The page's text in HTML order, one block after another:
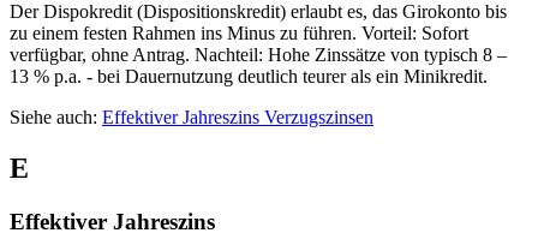
Der Dispokredit (Dispositionskredit) erlaubt es, das Girokonto bis
zu einem festen Rahmen ins Minus zu führen. Vorteil: Sofort
verfügbar, ohne Antrag. Nachteil: Hohe Zinssätze von typisch 8 –
13 % p.a. - bei Dauernutzung deutlich teurer als ein Minikredit.
Siehe auch: Effektiver Jahreszins Verzugszinsen
E
Effektiver Jahreszins